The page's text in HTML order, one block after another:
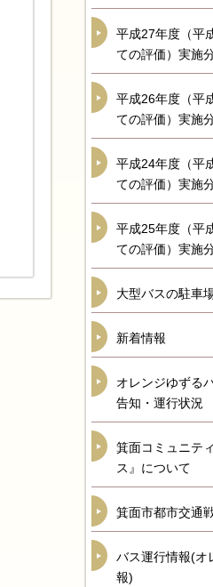
平成27年度（平
ての評価）実施
平成26年度（平
ての評価）実施
平成24年度（平
ての評価）実施
平成25年度（平
ての評価）実施
大型バスの駐車
新着情報
オレンジゆずる
告知・運行状況
箕面コミュニテ
ス』について
箕面市都市交通
バス運行情報(オ
報)